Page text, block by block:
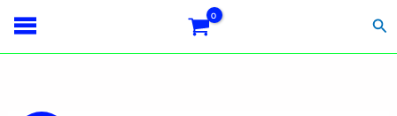
contenuto
S